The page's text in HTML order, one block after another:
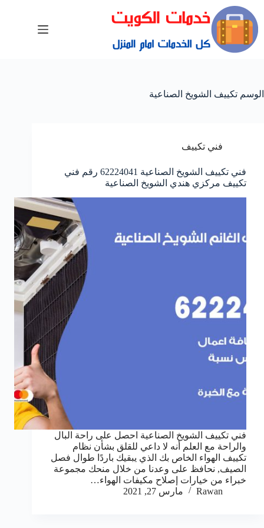
الوسم تكييف الشويخ الصناعية
فني تكييف
فني تكييف الشويخ الصناعية 62224041 رقم فني
تكييف مركزي هندي الشويخ الصناعية
فني تكييف الشويخ الصناعية احصل على راحة البال
والراحة مع العلم أنه لا داعي للقلق بشأن نظام
تكييف الهواء الخاص بك الذي يبقيك باردًا طوال فصل
الصيف, نحافظ على وعدنا من خلال منحك مجموعة
خبراء من خيارات إصلاح مكيفات الهواء…
Rawan
مارس 27, 2021